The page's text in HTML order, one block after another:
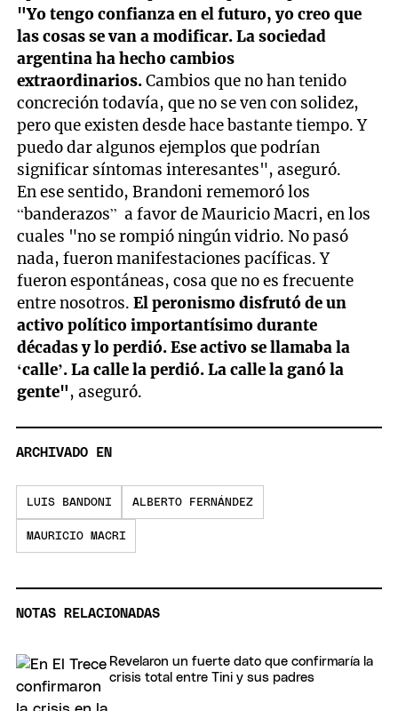
"Yo tengo confianza en el futuro, yo creo que
las cosas se van a modificar. La sociedad
argentina ha hecho cambios
extraordinarios.Cambios que no han tenido
concreción todavía, que no se ven con solidez,
pero que existen desde hace bastante tiempo. Y
puedo dar algunos ejemplos que podrían
significar síntomas interesantes", aseguró.
En ese sentido, Brandoni rememoró los
“banderazos” a favor de Mauricio Macri, en los
cuales "no se rompió ningún vidrio. No pasó
nada, fueron manifestaciones pacíficas. Y
fueron espontáneas, cosa que no es frecuente
entre nosotros.El peronismo disfrutó de un
activo político importantísimo durante
décadas y lo perdió. Ese activo se llamaba la
‘calle’. La calle la perdió. La calle la ganó la
gente", aseguró.
ARCHIVADO EN
LUIS BANDONI ALBERTO FERNÁNDEZ
MAURICIO MACRI
NOTAS RELACIONADAS
Revelaron un fuerte dato que confirmaría la
crisis total entre Tini y sus padres